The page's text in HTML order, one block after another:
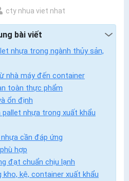
cty nhua viet nhat
bài viết
nhựa trong ngành thủy sản,
nhà máy đến container
toàn thực phẩm
ổn định
pallet nhựa trong xuất khẩu
cần đáp ứng
hợp
đạt chuẩn chịu lạnh
kệ, container xuất khẩu